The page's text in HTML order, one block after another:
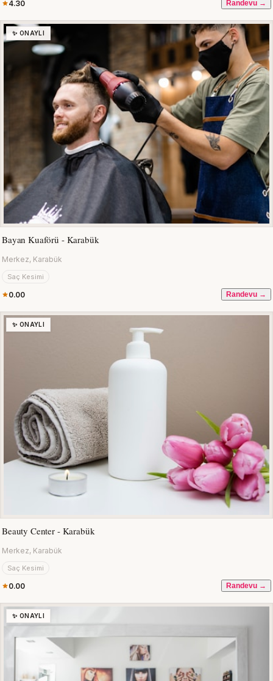
4.30 Randevu →
✨ ONAYLI
Bayan Kuaförü - Karabük
Merkez, Karabük
Saç Kesimi
0.00 Randevu →
✨ ONAYLI
Beauty Center - Karabük
Merkez, Karabük
Saç Kesimi
0.00 Randevu →
✨ ONAYLI